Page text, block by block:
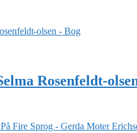
Rosenfeldt-